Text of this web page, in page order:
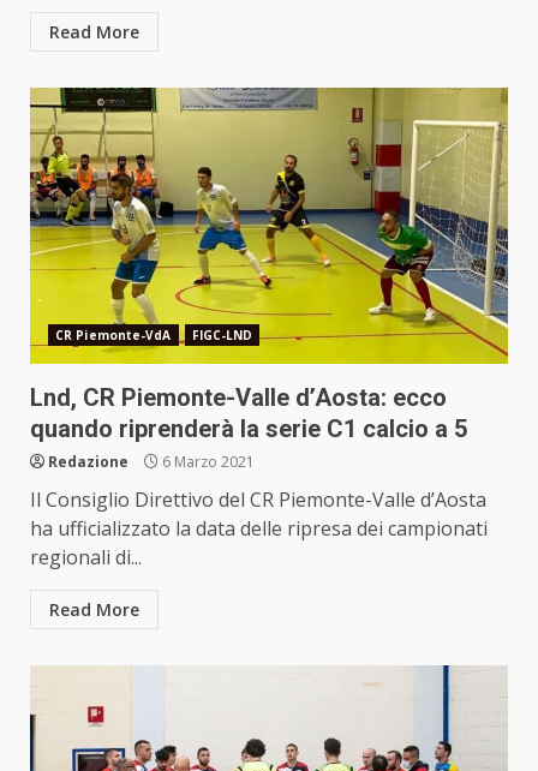
Read More
CR Piemonte-VdA FIGC-LND
Lnd, CR Piemonte-Valle d’Aosta: ecco
quando riprenderà la serie C1 calcio a 5
Redazione 6 Marzo 2021
Il Consiglio Direttivo del CR Piemonte-Valle d’Aosta
ha ufficializzato la data delle ripresa dei campionati
regionali di...
Read More